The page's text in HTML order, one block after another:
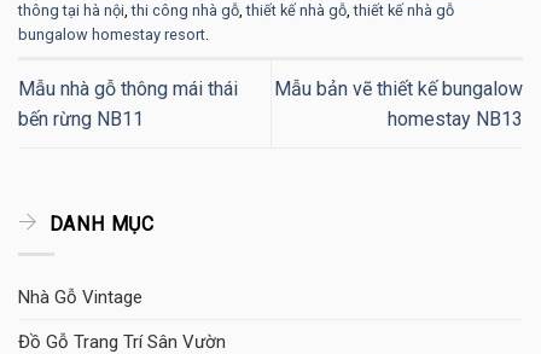
thông tại hà nội,thi công nhà gỗ,thiết kế nhà gỗ,thiết kế nhà gỗ
bungalow homestay resort.
Mẫu nhà gỗ thông mái thái
bến rừng NB11
Mẫu bản vẽ thiết kế bungalow
homestay NB13
DANH MỤC
Nhà Gỗ Vintage
Đồ Gỗ Trang Trí Sân Vườn